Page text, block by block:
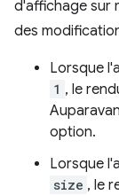
d'affichage sur
des
Lorsque
1 , le
option.
Lorsque
size , le